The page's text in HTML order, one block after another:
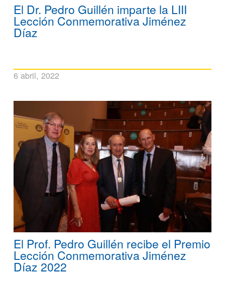
El Dr. Pedro Guillén imparte la LIII
Lección Conmemorativa Jiménez
Díaz
6 abril, 2022
El Prof. Pedro Guillén recibe el Premio
Lección Conmemorativa Jiménez
Díaz 2022